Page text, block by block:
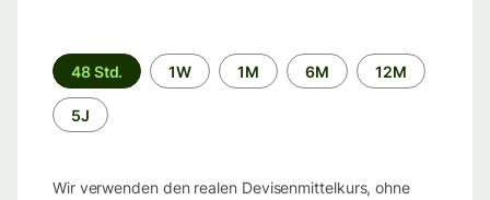
Zeitraum
48 Std. 1W 1M 6M 12M
5J
Wir verwenden den realen Devisenmittelkurs, ohne